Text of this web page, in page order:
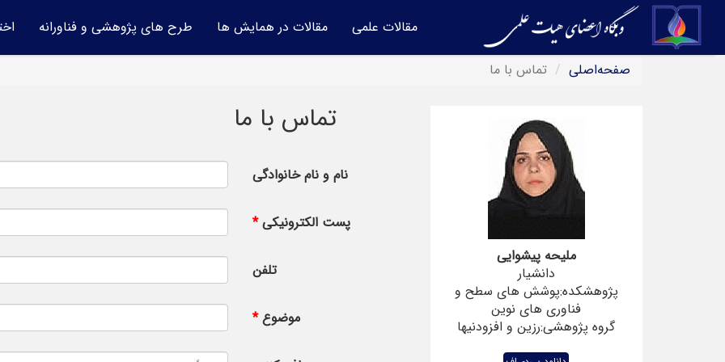
مقالات علمی مقالات در همایش ها طرح های پژوهشی و فناورانه
صفحه‌اصلی تماس با ما
ملیحه پیشوایی
دانشیار
پژوهشکده:پوشش های سطح و
فناوری های نوین
گروه پژوهشی:رزین و افزودنیها
تماس با ما
نام و نام خانوادگی
پست الکترونیکی
تلفن
موضوع